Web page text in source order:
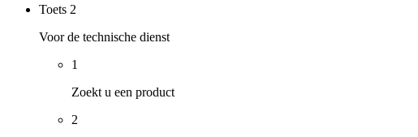
Toets 2
Voor de technische dienst
1
Zoekt u een product
2